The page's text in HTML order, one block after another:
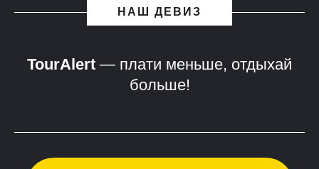
НАШ ДЕВИЗ
TourAlert — плати меньше, отдыхай
больше!